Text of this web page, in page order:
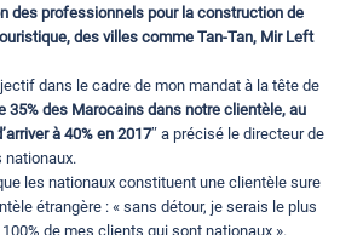
des professionnels pour la construction de
des villes comme Tan-Tan, Mir Left
dans le cadre de mon mandat à la tête de
35% des Marocains dans notre clientèle, au
à 40% en 2017″ a précisé le directeur de
nationaux.
les nationaux constituent une clientèle sure
étrangère : « sans détour, je serais le plus
de mes clients qui sont nationaux ».